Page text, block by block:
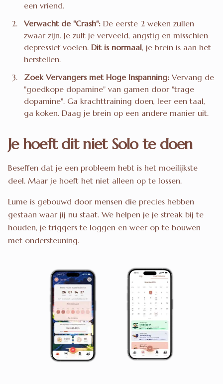
een vriend.
Verwacht de "Crash": De eerste 2 weken zullen
zwaar zijn. Je zult je verveeld, angstig en misschien
depressief voelen. Dit is normaal, je brein is aan het
herstellen.
Zoek Vervangers met Hoge Inspanning: Vervang de
"goedkope dopamine" van gamen door "trage
dopamine". Ga krachttraining doen, leer een taal,
ga koken. Daag je brein op een andere manier uit.
Je hoeft dit niet Solo te doen
Beseffen dat je een probleem hebt is het moeilijkste
deel. Maar je hoeft het niet alleen op te lossen.
Lume is gebouwd door mensen die precies hebben
gestaan waar jij nu staat. We helpen je je streak bij te
houden, je triggers te loggen en weer op te bouwen
met ondersteuning.